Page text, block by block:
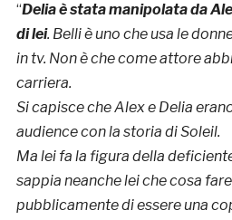
“Delia è stata manipolata da
di lei. Belli è uno che usa le
in tv. Non è che come attore
carriera.
Si capisce che Alex e Delia
audience con la storia di Soleil.
Ma lei fa la figura della
sappia neanche lei che cosa
pubblicamente di essere una